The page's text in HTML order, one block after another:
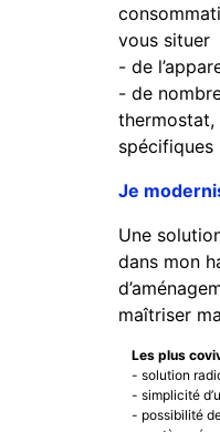
vous situer
- de
- de
thermostat,
Je
Une
dans mon
maîtriser
Les plus
- solution
- simplicité
- possibilité